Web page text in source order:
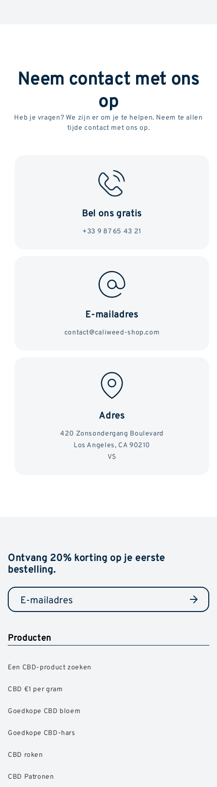
Neem contact met ons
op
Heb je vragen? We zijn er om je te helpen. Neem te allen
tijde contact met ons op.
Bel ons gratis
+33 9 87 65 43 21
E-mailadres
contact@caliweed-shop.com
Adres
420 Zonsondergang Boulevard
Los Angeles, CA 90210
VS
Ontvang 20% korting op je eerste
bestelling.
Producten
Een CBD-product zoeken
CBD €1 per gram
Goedkope CBD bloem
Goedkope CBD-hars
CBD roken
CBD Patronen